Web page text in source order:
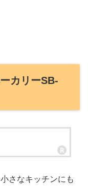
カリーSB-
さなキッチンにも